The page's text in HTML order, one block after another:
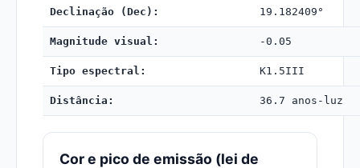
Declinação (Dec): 19.182409°
Magnitude visual: -0.05
Tipo espectral: K1.5III
Distância: 36.7 anos-luz
Cor e pico de emissão (lei de